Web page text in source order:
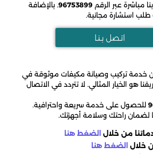
مباشرة عبر الرقم 96753899. بالإضافة
طلب استشارة مجانية.
اتـصل بـنـا
خدمة تركيب وصيانة مكيفات موثوقة في
هو الخيار المثالي. لا تتردد في الاتصال
للحصول على خدمة سريعة واحترافية.
لضمان راحتك وسلامة أجهزتك.
من خلال الضغط هنا
خلال
الضغط هنا